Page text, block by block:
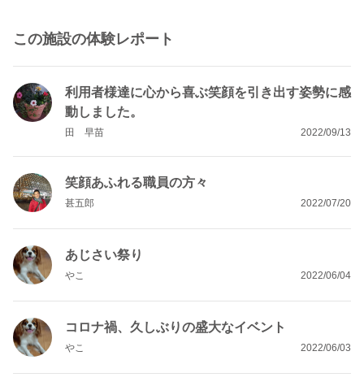
この施設の体験レポート
利用者様達に心から喜ぶ笑顔を引き出す姿勢に感
動しました。
田 早苗 2022/09/13
笑顔あふれる職員の方々
甚五郎 2022/07/20
あじさい祭り
やこ 2022/06/04
コロナ禍、久しぶりの盛大なイベント
やこ 2022/06/03